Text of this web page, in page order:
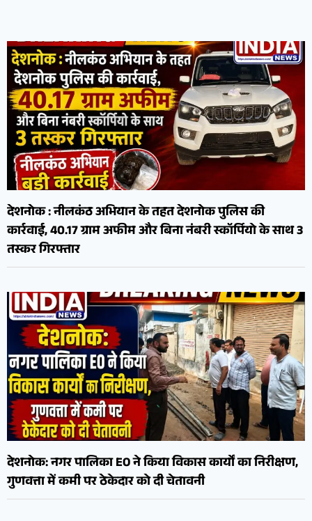
देशनोक : नीलकंठ अभियान के तहत देशनोक पुलिस की
कार्रवाई, 40.17 ग्राम अफीम और बिना नंबरी स्कॉर्पियो के साथ 3
तस्कर गिरफ्तार
देशनोक: नगर पालिका EO ने किया विकास कार्यों का निरीक्षण,
गुणवत्ता में कमी पर ठेकेदार को दी चेतावनी